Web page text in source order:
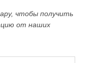
чтобы получить
от наших